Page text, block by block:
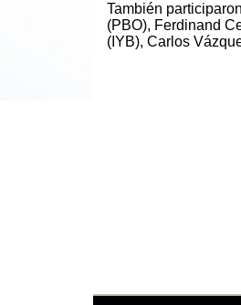
También
(PBO), Ferdinand
(IYB), Carlos